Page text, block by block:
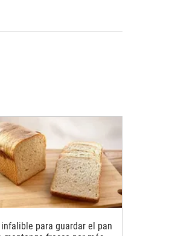
para guardar el pan